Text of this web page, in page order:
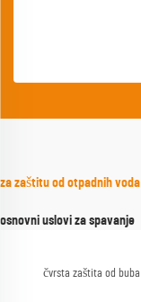
za zaštitu od otpadnih voda
osnovni uslovi za spavanje
čvrsta zaštita od buba